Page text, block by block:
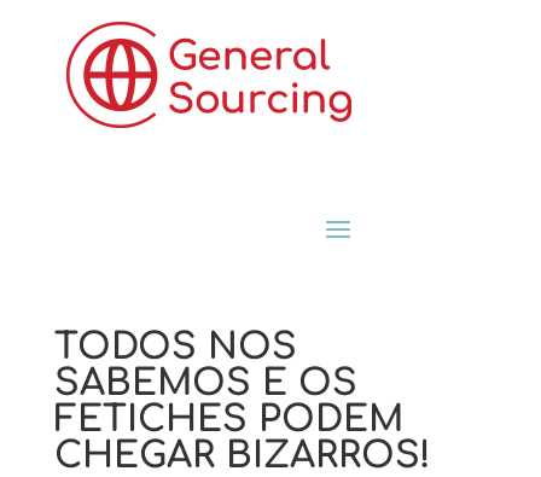
TODOS NOS
SABEMOS E OS
FETICHES PODEM
CHEGAR BIZARROS!